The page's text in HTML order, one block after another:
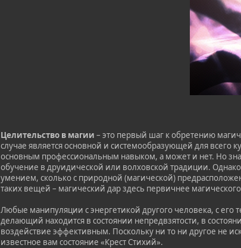
Целительство в магии – это первый шаг к обретению
случае является основной и системообразующей для всего
основным профессиональным навыком, а может и нет. Но
обучение в друидической или волховской традиции.
умением, сколько с природной (магической)
таких вещей – магический дар здесь первичнее магического
Любые манипуляции с энергетикой другого человека, с
делающий находится в состоянии непредвзятости, в
воздействие эффективным. Поскольку ни то ни другое не
известное вам состояние «Крест Стихий».